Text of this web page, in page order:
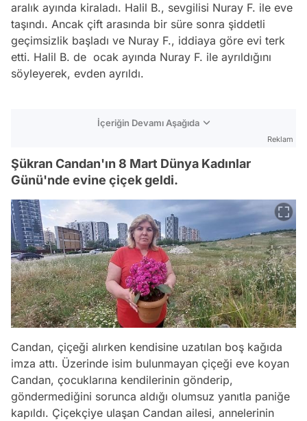
aralık ayında kiraladı. Halil B., sevgilisi Nuray F. ile eve
taşındı. Ancak çift arasında bir süre sonra şiddetli
geçimsizlik başladı ve Nuray F., iddiaya göre evi terk
etti. Halil B. de ocak ayında Nuray F. ile ayrıldığını
söyleyerek, evden ayrıldı.
İçeriğin Devamı Aşağıda
Reklam
Şükran Candan'ın 8 Mart Dünya Kadınlar
Günü'nde evine çiçek geldi.
Candan, çiçeği alırken kendisine uzatılan boş kağıda
imza attı. Üzerinde isim bulunmayan çiçeği eve koyan
Candan, çocuklarına kendilerinin gönderip,
göndermediğini sorunca aldığı olumsuz yanıtla paniğe
kapıldı. Çiçekçiye ulaşan Candan ailesi, annelerinin